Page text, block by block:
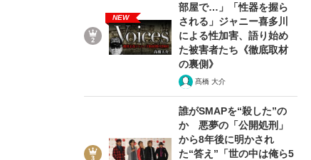
NEW
部屋で…」「性器を握ら
される」ジャニー喜多川
による性加害、語り始め
た被害者たち《徹底取材
の裏側》
髙橋 大介
誰がSMAPを“殺した”の
か 悪夢の「公開処刑」
から8年後に明かされ
た“答え”「世の中は俺ら5